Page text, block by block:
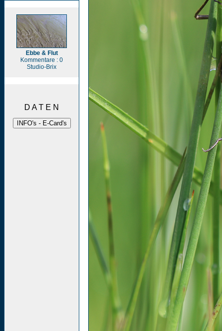
Ebbe & Flut
Kommentare : 0
Studio-Brix
D A T E N